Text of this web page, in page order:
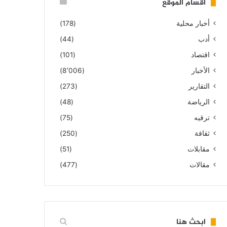
أقسام الموقع
أخبار محلية
(178)
أدب
(44)
اقتصاد
(101)
الأخبار
(8٬006)
التقارير
(273)
الرياضة
(48)
ترقيه
(75)
ثقافة
(250)
مقابلات
(51)
مقالات
(477)
ابحث هنا